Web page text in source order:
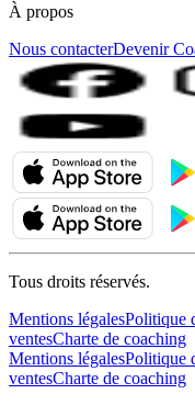
À propos
Nous contacterDevenir
Tous droits réservés.
Mentions légalesPolitique
ventesCharte de coaching
Mentions légalesPolitique
ventesCharte de coaching